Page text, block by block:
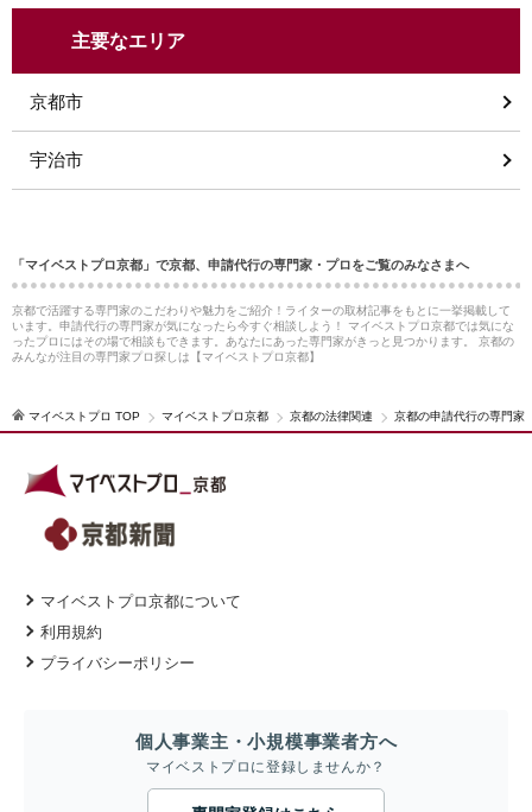
主要なエリア
京都市
宇治市
「マイベストプロ京都」で京都、申請代行の専門家・プロをご覧のみなさまへ
京都で活躍する専門家のこだわりや魅力をご紹介！ライターの取材記事をもとに一挙掲載して
います。申請代行の専門家が気になったら今すぐ相談しよう！ マイベストプロ京都では気にな
ったプロにはその場で相談もできます。あなたにあった専門家がきっと見つかります。 京都の
みんなが注目の専門家プロ探しは【マイベストプロ京都】
マイベストプロ TOP マイベストプロ京都 京都の法律関連 京都の申請代行の専門家
マイベストプロ京都について
利用規約
プライバシーポリシー
個人事業主・小規模事業者方へ
マイベストプロに登録しませんか？